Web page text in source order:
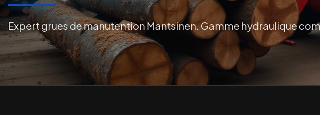
Expert grues de manutention Mantsinen. Gamme hydraulique